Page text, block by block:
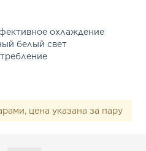
охлаждение
белый свет
цена указана за пару